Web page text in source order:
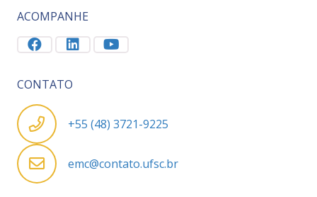
ACOMPANHE
CONTATO
+55 (48) 3721-9225
emc@contato.ufsc.br